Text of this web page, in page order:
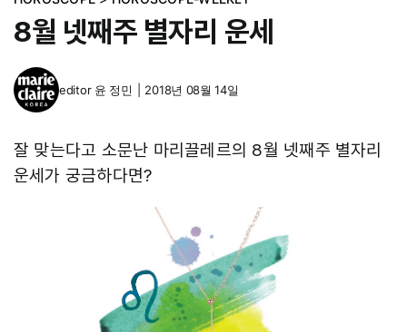
8월 넷째주 별자리 운세
editor 윤 정민 2018년 08월 14일
잘 맞는다고 소문난 마리끌레르의 8월 넷째주 별자리
운세가 궁금하다면?